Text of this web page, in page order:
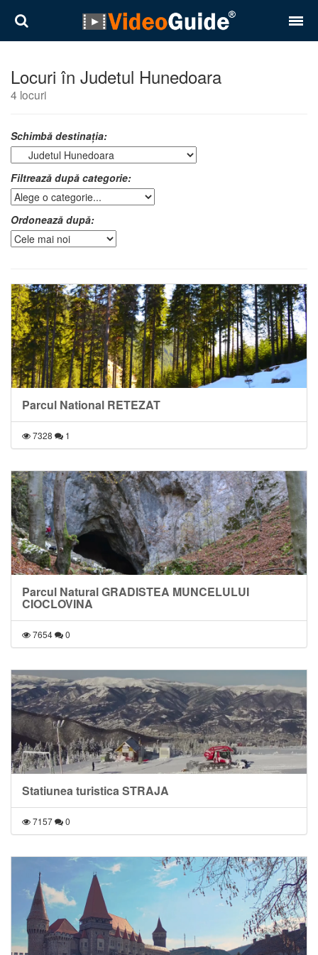
Locuri în Judetul Hunedoara
4 locuri
Schimbă destinația:
Filtrează după categorie:
Ordonează după:
Parcul National RETEZAT
7328 1
Parcul Natural GRADISTEA MUNCELULUI
CIOCLOVINA
7654 0
Statiunea turistica STRAJA
7157 0
Contact
Despre noi
Română
English